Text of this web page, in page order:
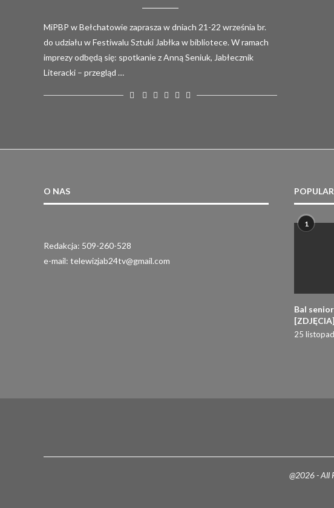
MiPBP w Bełchatowie zaprasza w dniach 21-22 września br.
do udziału w Festiwalu Sztuki Jabłka w bibliotece. W ramach
imprezy odbędą się: spotkanie z Anną Seniuk, Jabłecznik
Literacki – przegląd …
O NAS
Redakcja: 509-260-528
e-mail: telewizjab24tv@gmail.com
1
Bal
[ZDJĘCIA]
25
@2026 - All